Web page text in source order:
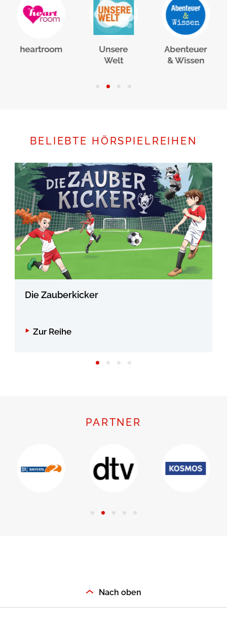
heartroom
Unsere
Welt
Abenteuer
& Wissen
BELIEBTE HÖRSPIELREIHEN
Die Zauberkicker
Zur Reihe
PARTNER
Nach oben